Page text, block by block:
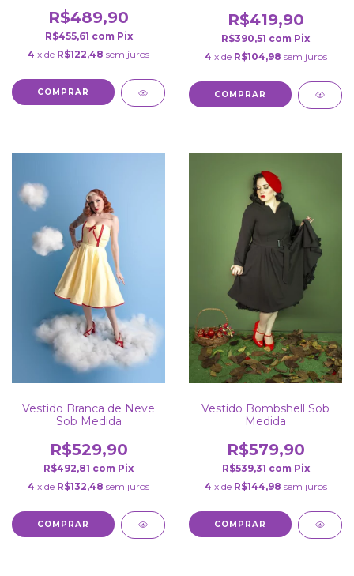
R$489,90
R$455,61 com Pix
4 x de R$122,48 sem juros
COMPRAR
R$419,90
R$390,51 com Pix
4 x de R$104,98 sem juros
COMPRAR
Vestido Branca de Neve
Sob Medida
R$529,90
R$492,81 com Pix
4 x de R$132,48 sem juros
COMPRAR
Vestido Bombshell Sob
Medida
R$579,90
R$539,31 com Pix
4 x de R$144,98 sem juros
COMPRAR